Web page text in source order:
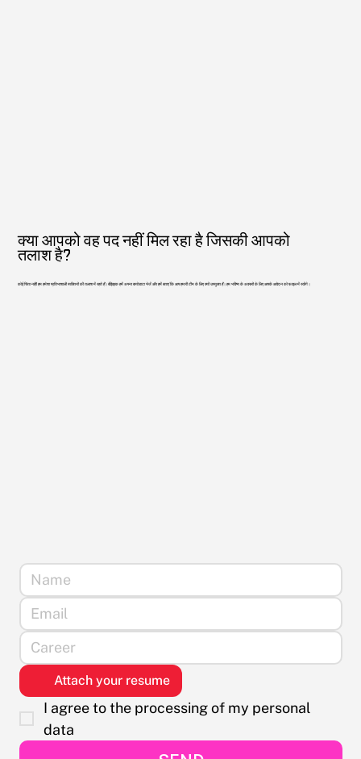
क्या आपको वह पद नहीं मिल रहा है जिसकी आपको
तलाश है?
कोई चिंता नहीं! हम हमेशा प्रतिभाशाली व्यक्तियों की तलाश में रहते हैं। बेझिझक हमें अपना बायोडाटा भेजें और हमें बताएं कि आप हमारी टीम के लिए क्यों उपयुक्त हैं। हम भविष्य के अवसरों के लिए आपके आवेदन को फ़ाइल में रखेंगे।
Attach your resume
I agree to the processing of my personal
data